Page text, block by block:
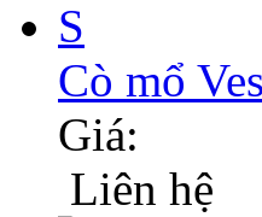
Cò mổ
Giá:
Liên hệ